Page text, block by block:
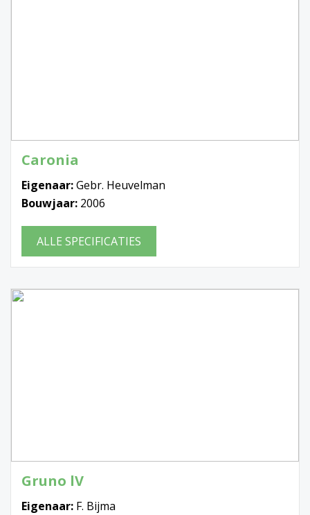
Caronia
Eigenaar:Gebr. Heuvelman
Bouwjaar: 2006
ALLE SPECIFICATIES
Gruno lV
Eigenaar: F. Bijma